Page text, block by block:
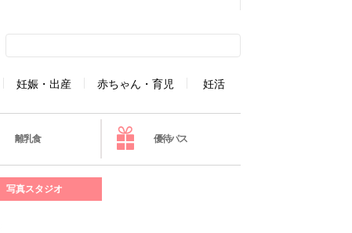
妊娠・出産 赤ちゃん・育児 妊活
離乳食 優待パス
写真スタジオ